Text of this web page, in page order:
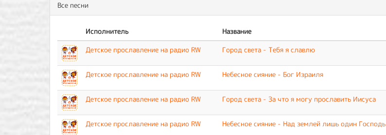
Все песни
Исполнитель Название
Детское прославление на радио RW
Город света - Тебя я славлю
Детское прославление на радио RW Небесное сияние - Бог Израиля
Детское прославление на радио RW Город света - За что я могу прославить Иисуса
Детское прославление на радио RW Небесное сияние - Над землей лишь один Господь